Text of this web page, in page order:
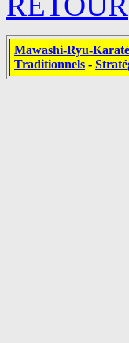
Mawashi-Ryu-
Traditionnels -